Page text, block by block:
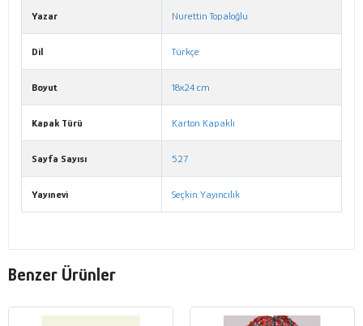
Yazar Nurettin Topaloğlu
Dil Türkçe
Boyut 18x24 cm
Kapak Türü Karton Kapaklı
Sayfa Sayısı 527
Yayınevi Seçkin Yayıncılık
Benzer Ürünler